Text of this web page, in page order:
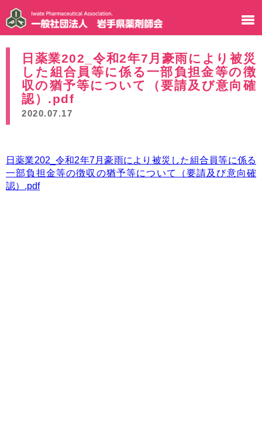
日薬業202_令和2年7月豪雨により被災
した組合員等に係る一部負担金等の徴
収の猶予等について（要請及び意向確
認）.pdf
2020.07.17
日薬業202_令和2年7月豪雨により被災した組合員等に係る
一部負担金等の徴収の猶予等について（要請及び意向確
認）.pdf